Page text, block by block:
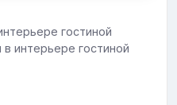
интерьере гостиной